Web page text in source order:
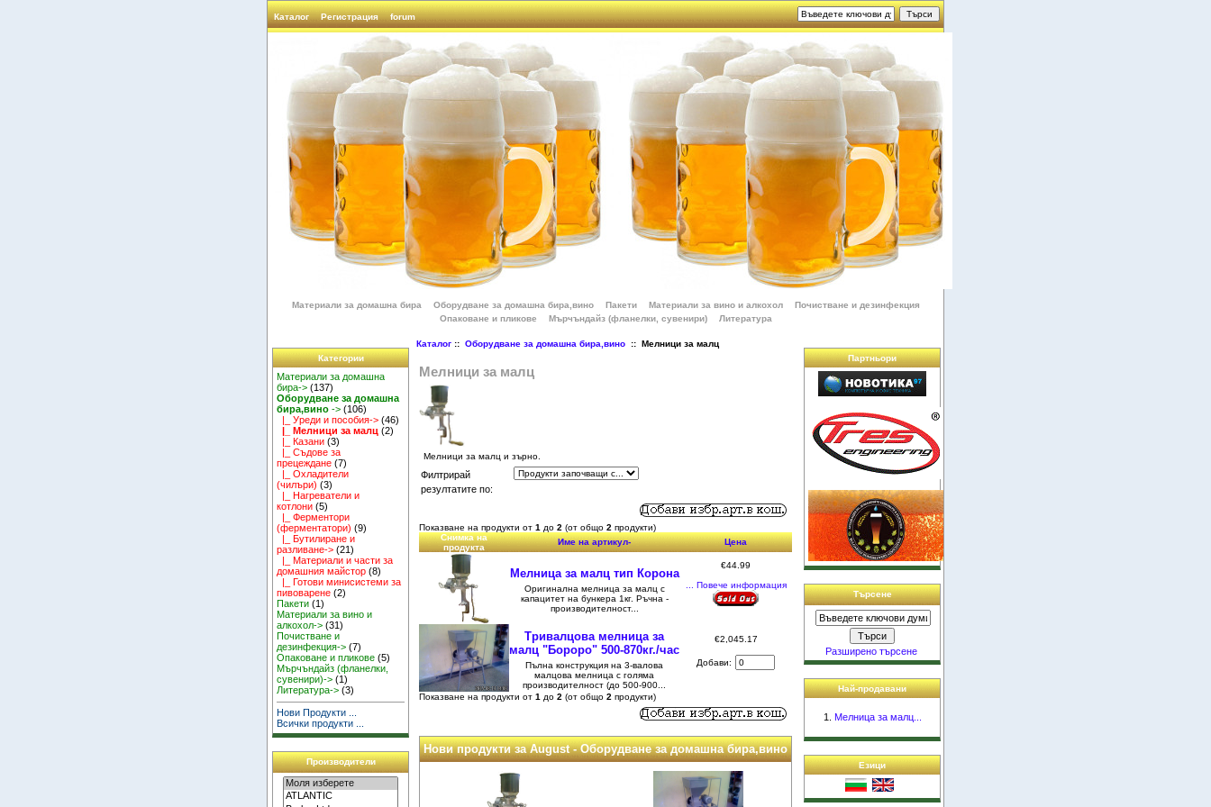
Каталог Регистрация forum
Материали за домашна бира Оборудване за домашна бира,вино Пакети Материали за вино и алкохол
Почистване и дезинфекция
Опаковане и пликове
Мърчъндайз (фланелки, сувенири) Литература
Категории
Материали за домашна
бира-> (137)
Оборудване за домашна
бира,вино-> (106)
|_ Уреди и пособия-> (46)
|_ Мелници за малц (2)
|_ Казани (3)
|_ Съдове за
прецеждане (7)
|_ Охладители
(чилъри) (3)
|_ Нагреватели и
котлони (5)
|_ Ферментори
(ферментатори) (9)
|_ Бутилиране и
разливане-> (21)
|_ Материали и части за
домашния майстор (8)
|_ Готови минисистеми за
пивоварене (2)
Пакети (1)
Материали за вино и
алкохол-> (31)
Почистване и
дезинфекция-> (7)
Опаковане и пликове (5)
Мърчъндайз (фланелки,
сувенири)-> (1)
Литература-> (3)
Нови Продукти ...
Всички продукти ...
Производители
Каталог:: Оборудване за домашна бира,вино :: Мелници за малц
Мелници за малц
Мелници за малц и зърно.
Филтрирай
резултатите по:
Показване на продукти от 1 до 2 (от общо 2 продукти)
Снимка на
продукта
Име на артикул- Цена
Мелница за малц тип Корона
Оригинална мелница за малц с
капацитет на бункера 1кг. Ръчна -
производителност...
€44.99
... Повече информация
Тривалцова мелница за
малц "Бороро" 500-870кг./час
Пълна конструкция на 3-валова
малцова мелница с голяма
производителност (до 500-900...
€2,045.17
Добави:
Показване на продукти от 1 до 2 (от общо 2 продукти)
Нови продукти за August - Оборудване за домашна бира,вино
Партньори
Търсене
Разширено търсене
Най-продавани
Мелница за малц...
Езици